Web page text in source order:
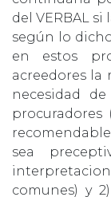
del VERBAL
según lo
en estos
acreedores la
necesidad
sea
comunes) y